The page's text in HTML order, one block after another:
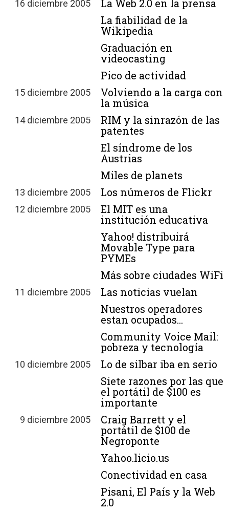
16 diciembre 2005
La Web 2.0 en la prensa
La fiabilidad de la
Wikipedia
Graduación en
videocasting
Pico de actividad
15 diciembre 2005
Volviendo a la carga con
la música
14 diciembre 2005
RIM y la sinrazón de las
patentes
El síndrome de los
Austrias
Miles de planets
13 diciembre 2005 Los números de Flickr
12 diciembre 2005
El MIT es una
institución educativa
Yahoo! distribuirá
Movable Type para
PYMEs
Más sobre ciudades WiFi
11 diciembre 2005
Las noticias vuelan
Nuestros operadores
estan ocupados…
Community Voice Mail:
pobreza y tecnología
10 diciembre 2005
Lo de silbar iba en serio
Siete razones por las que
el portátil de $100 es
importante
9 diciembre 2005
Craig Barrett y el
portátil de $100 de
Negroponte
Yahoo.licio.us
Conectividad en casa
Pisani, El País y la Web
2.0